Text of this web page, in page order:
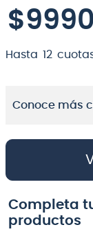
$9990
Hasta 12
Conoce más
Completa
productos
9 .
micrófono